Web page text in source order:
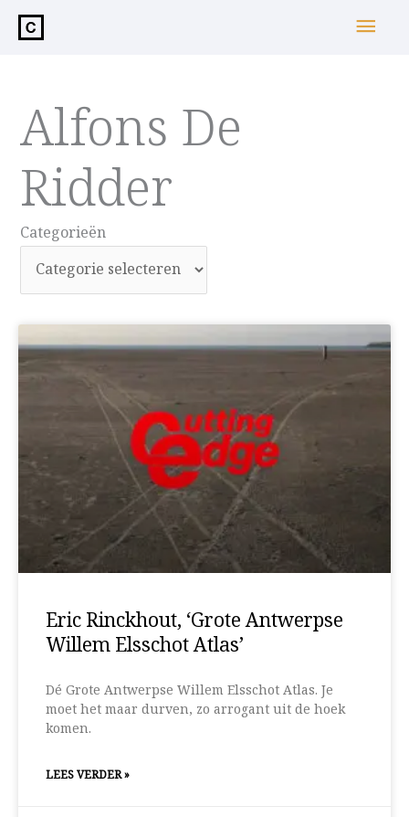
inhoud
Alfons De
Ridder
Categorieën
Categorieën
Eric Rinckhout, ‘Grote Antwerpse
Willem Elsschot Atlas’
Dé Grote Antwerpse Willem Elsschot Atlas. Je
moet het maar durven, zo arrogant uit de hoek
komen.
LEES VERDER »